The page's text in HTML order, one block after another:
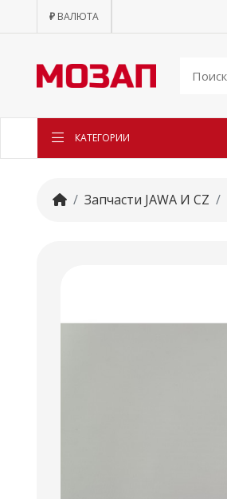
₽ ВАЛЮТА
КАТЕГОРИИ
Запчасти JAWA И CZ